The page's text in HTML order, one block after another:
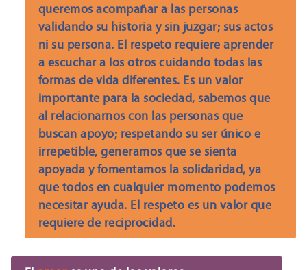
queremos acompañar a las personas
validando su historia y sin juzgar; sus actos
ni su persona. El respeto requiere aprender
a escuchar a los otros cuidando todas las
formas de vida diferentes. Es un valor
importante para la sociedad, sabemos que
al relacionarnos con las personas que
buscan apoyo; respetando su ser único e
irrepetible, generamos que se sienta
apoyada y fomentamos la solidaridad, ya
que todos en cualquier momento podemos
necesitar ayuda. El respeto es un valor que
requiere de reciprocidad.